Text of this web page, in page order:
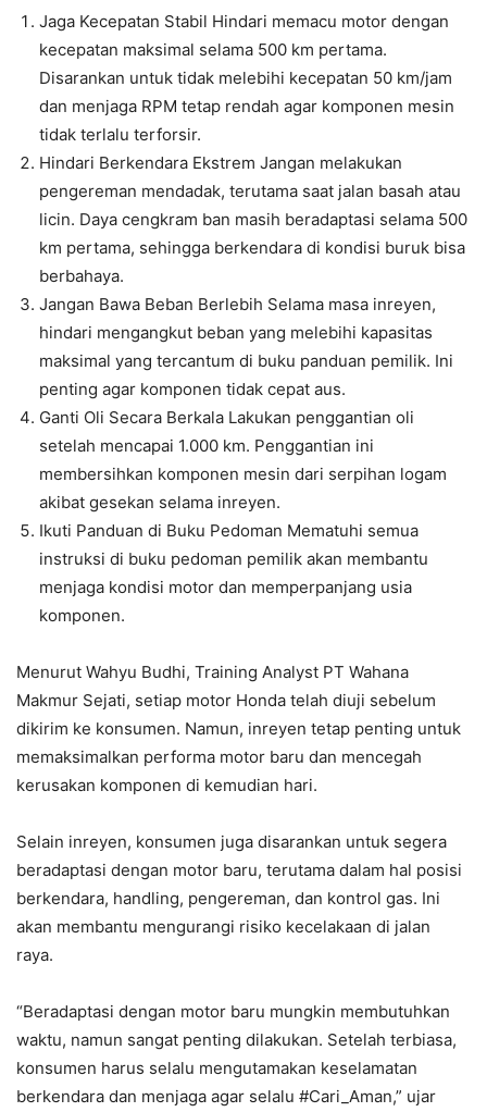
Jaga Kecepatan Stabil Hindari memacu motor dengan
kecepatan maksimal selama 500 km pertama.
Disarankan untuk tidak melebihi kecepatan 50 km/jam
dan menjaga RPM tetap rendah agar komponen mesin
tidak terlalu terforsir.
Hindari Berkendara Ekstrem Jangan melakukan
pengereman mendadak, terutama saat jalan basah atau
licin. Daya cengkram ban masih beradaptasi selama 500
km pertama, sehingga berkendara di kondisi buruk bisa
berbahaya.
Jangan Bawa Beban Berlebih Selama masa inreyen,
hindari mengangkut beban yang melebihi kapasitas
maksimal yang tercantum di buku panduan pemilik. Ini
penting agar komponen tidak cepat aus.
Ganti Oli Secara Berkala Lakukan penggantian oli
setelah mencapai 1.000 km. Penggantian ini
membersihkan komponen mesin dari serpihan logam
akibat gesekan selama inreyen.
Ikuti Panduan di Buku Pedoman Mematuhi semua
instruksi di buku pedoman pemilik akan membantu
menjaga kondisi motor dan memperpanjang usia
komponen.
Menurut Wahyu Budhi, Training Analyst PT Wahana
Makmur Sejati, setiap motor Honda telah diuji sebelum
dikirim ke konsumen. Namun, inreyen tetap penting untuk
memaksimalkan performa motor baru dan mencegah
kerusakan komponen di kemudian hari.
Selain inreyen, konsumen juga disarankan untuk segera
beradaptasi dengan motor baru, terutama dalam hal posisi
berkendara, handling, pengereman, dan kontrol gas. Ini
akan membantu mengurangi risiko kecelakaan di jalan
raya.
“Beradaptasi dengan motor baru mungkin membutuhkan
waktu, namun sangat penting dilakukan. Setelah terbiasa,
konsumen harus selalu mengutamakan keselamatan
berkendara dan menjaga agar selalu #Cari_Aman,” ujar